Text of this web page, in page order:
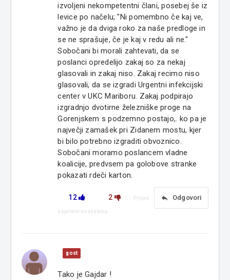
izvoljeni nekompetentni člani, posebej še iz
levice po načelu; "Ni pomembno če kaj ve,
važno je da dviga roko za naše predloge in
se ne sprašuje, če je kaj v redu ali ne."
Sobočani bi morali zahtevati, da se
poslanci opredelijo zakaj so za nekaj
glasovali in zakaj niso. Zakaj recimo niso
glasovali, da se izgradi Urgentni infekcijski
center v UKC Mariboru. Zakaj podpirajo
izgradnjo dvotirne železniške proge na
Gorenjskem s podzemno postajo,. ko pa je
največji zamašek pri Zidanem mostu, kjer
bi bilo potrebno izgraditi obvoznico.
Sobočani moramo poslancem vladne
koalicije, predvsem pa golobove stranke
pokazati rdeči karton.
12 2 reply Odgovori
Prijavi
neprimerno vsebino
gost
Tako je Gajdar !